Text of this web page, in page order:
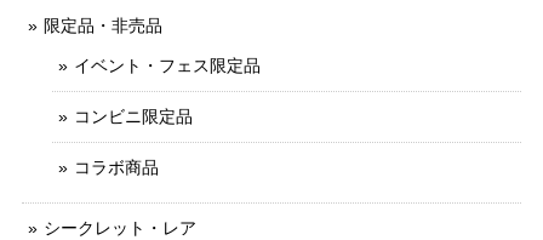
限定品・非売品
イベント・フェス限定品
コンビニ限定品
コラボ商品
シークレット・レア